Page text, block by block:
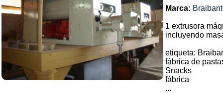
Marca:
1 extrusora
incluyendo
etiqueta:
fábrica de
Snacks
fábrica
...